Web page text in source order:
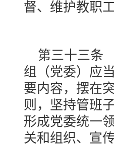
督、维护教职
第三十三条
组（党委）应
要内容，摆在
则，坚持管班
形成党委统一
关和组织、宣